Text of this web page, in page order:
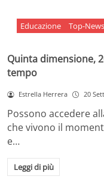
Educazione Top-News
Quinta dimensione,
tempo
Estrella Herrera 20
Possono accedere
che vivono il
e…
Leggi di più